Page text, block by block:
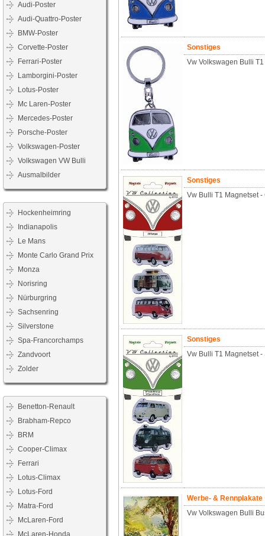
Audi-Poster
Audi-Quattro-Poster
BMW-Poster
Corvette-Poster
Ferrari-Poster
Lamborgini-Poster
Lotus-Poster
Mc Laren-Poster
Mercedes-Poster
Porsche-Poster
Volkswagen-Poster
Volkswagen VW Bulli
Ausmalbilder
Hockenheimring
Indianapolis
Le Mans
Monte Carlo Grand Prix
Monza
Norisring
Nürburgring
Sachsenring
Silverstone
Spa-Francorchamps
Zandvoort
Zolder
Benetton-Renault
Brabham-Repco
BRM
Cooper-Climax
Ferrari
Lotus-Climax
Lotus-Ford
Matra-Ford
McLaren-Ford
McLaren-Honda
Sonstiges
Vw Volkswagen Bulli
Sonstiges
Vw Bulli T1 Magnetset
Sonstiges
Vw Bulli T1 Magnetset
Werbe- & Rennplakate
Vw Volkswagen Bulli